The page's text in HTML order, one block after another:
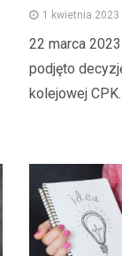
1 kwietnia 2023
22 marca
podjęto
kolejowej